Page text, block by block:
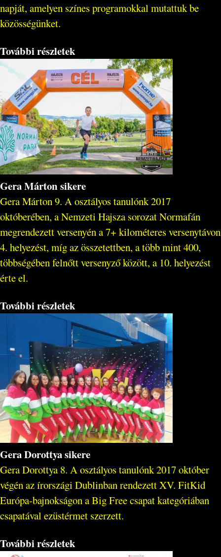
napját, amelyen színes programokkal mutattuk be
közösségünket.
További részletek
Gera Márton sikere
Gera Márton 9. A osztályos tanulónk 2017
októberében, a Nemzeti Hajsza sorozat Normafán
megrendezett versenyén a 7+ kilométeres versenytávon
4. helyezést, míg az összetettben, a több mint 400,
többségében felnőtt versenyző között, a 10. helyezést
érte el.
További részletek
Gera Dorottya sikere
Gera Dorottya 8. A osztályos tanulónk 2017 október
végén az írországi Dublinban rendezett XV. FitKid
Európa-bajnokságon a Big Free csapat kategóriában
csapatával ezüstérmet szerzett.
További részletek